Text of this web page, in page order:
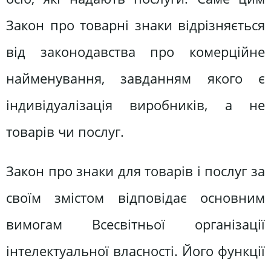
Закон про товарні знаки відрізняється
від законодавства про комерційне
найменування, завданням якого є
індивідуалізація виробників, а не
товарів чи послуг.
Закон про знаки для товарів і послуг за
своїм змістом відповідає основним
вимогам Всесвітньої організації
інтелектуальної власності. Його функції